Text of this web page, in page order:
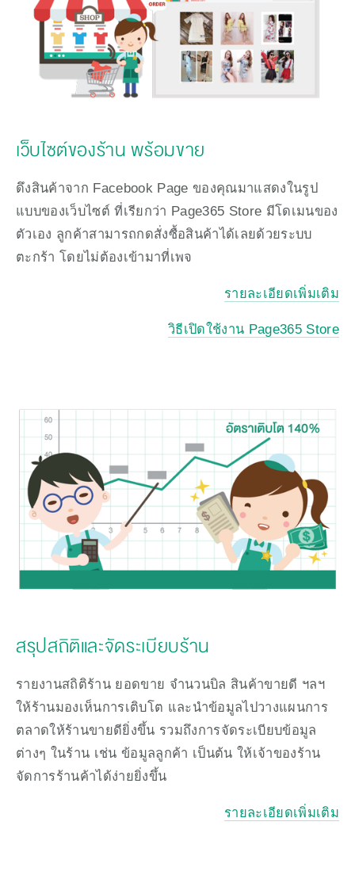
เว็บไซต์ของร้าน พร้อมขาย
ดึงสินค้าจาก Facebook Page ของคุณมาแสดงในรูป
แบบของเว็บไซต์ ที่เรียกว่า Page365 Store มีโดเมนของ
ตัวเอง ลูกค้าสามารถกดสั่งซื้อสินค้าได้เลยด้วยระบบ
ตะกร้า โดยไม่ต้องเข้ามาที่เพจ
รายละเอียดเพิ่มเติม
วิธีเปิดใช้งาน Page365 Store
สรุปสถิติและจัดระเบียบร้าน
รายงานสถิติร้าน ยอดขาย จำนวนบิล สินค้าขายดี ฯลฯ
ให้ร้านมองเห็นการเติบโต และนำข้อมูลไปวางแผนการ
ตลาดให้ร้านขายดียิ่งขึ้น รวมถึงการจัดระเบียบข้อมูล
ต่างๆ ในร้าน เช่น ข้อมูลลูกค้า เป็นต้น ให้เจ้าของร้าน
จัดการร้านค้าได้ง่ายยิ่งขึ้น
รายละเอียดเพิ่มเติม